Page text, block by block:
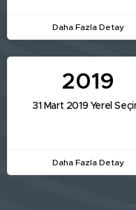
Daha Fazla Detay
2019
31 Mart 2019 Yerel
Daha Fazla Detay